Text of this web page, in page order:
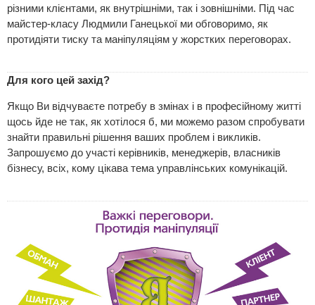
різними клієнтами, як внутрішніми, так і зовнішніми. Під час
майстер-класу Людмили Ганецької ми обговоримо, як
протидіяти тиску та маніпуляціям у жорстких переговорах.
Для кого цей захід?
Якщо Ви відчуваєте потребу в змінах і в професійному житті
щось йде не так, як хотілося б, ми можемо разом спробувати
знайти правильні рішення ваших проблем і викликів.
Запрошуємо до участі керівників, менеджерів, власників
бізнесу, всіх, кому цікава тема управлінських комунікацій.